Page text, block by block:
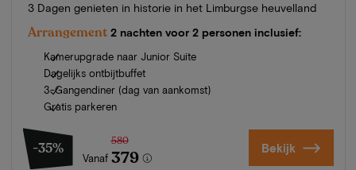
3 Dagen genieten in historie in het Limburgse heuvelland
Arrangement 2 nachten voor 2 personen inclusief:
Kamerupgrade naar Junior Suite
Dagelijks ontbijtbuffet
3-Gangendiner (dag van aankomst)
Gratis parkeren
-35%
Vanaf
580
379 Bekijk